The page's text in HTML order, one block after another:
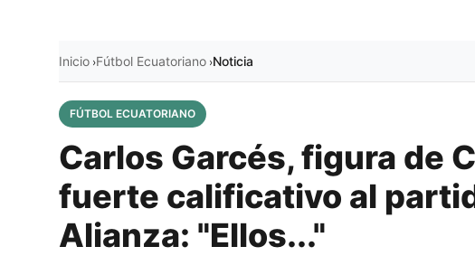
Inicio ›Fútbol Ecuatoriano ›Noticia
FÚTBOL ECUATORIANO
Carlos Garcés, figura de
fuerte calificativo al
Alianza: "Ellos..."